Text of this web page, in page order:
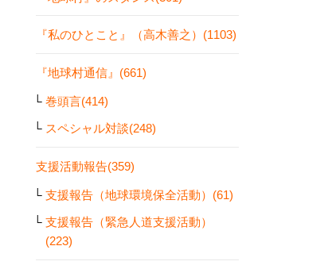
『私のひとこと』（高木善之）(1103)
『地球村通信』(661)
巻頭言(414)
スペシャル対談(248)
支援活動報告(359)
支援報告（地球環境保全活動）(61)
支援報告（緊急人道支援活動）
(223)